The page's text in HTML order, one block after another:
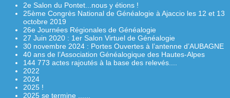
2e Salon du Pontet...nous y étions !
25ème Congrès National de Généalogie à Ajaccio les 12 et 13
octobre 2019
26e Journées Régionales de Généalogie
27 Juin 2020 : 1er Salon Virtuel de Généalogie
30 novembre 2024 : Portes Ouvertes à l’antenne d’AUBAGNE
40 ans de l’Association Généalogique des Hautes-Alpes
144 773 actes rajoutés à la base des relevés....
2022
2024
2025 !
2025 se termine ......